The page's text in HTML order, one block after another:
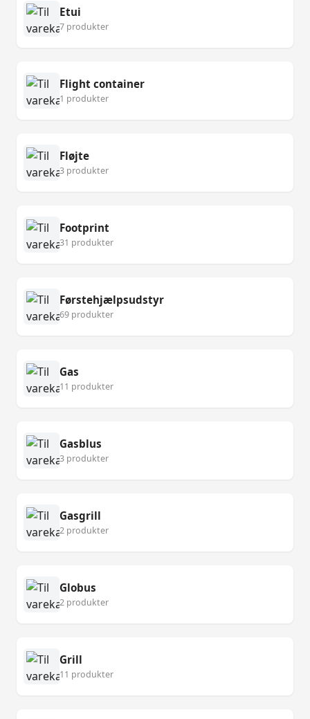
Etui
7 produkter
Flight container
1 produkter
Fløjte
3 produkter
Footprint
31 produkter
Førstehjælpsudstyr
69 produkter
Gas
11 produkter
Gasblus
3 produkter
Gasgrill
2 produkter
Globus
2 produkter
Grill
11 produkter